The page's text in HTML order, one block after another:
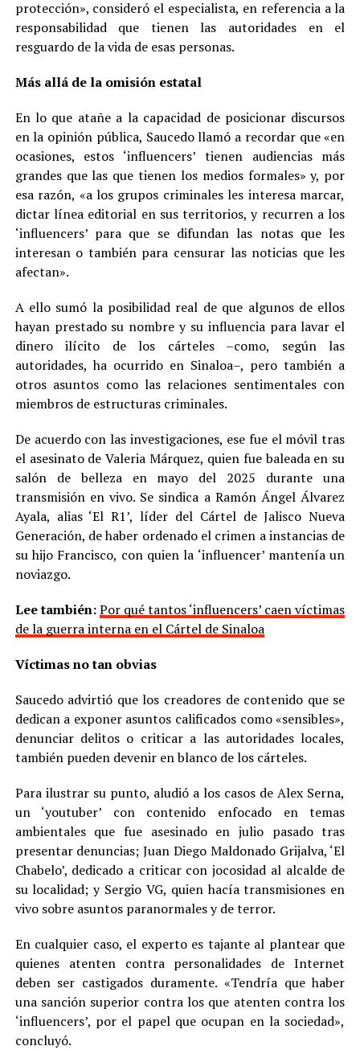
protección», consideró el especialista, en referencia a la
responsabilidad que tienen las autoridades en el
resguardo de la vida de esas personas.
Más allá de la omisión estatal
En lo que atañe a la capacidad de posicionar discursos
en la opinión pública, Saucedo llamó a recordar que «en
ocasiones, estos ‘influencers’ tienen audiencias más
grandes que las que tienen los medios formales» y, por
esa razón, «a los grupos criminales les interesa marcar,
dictar línea editorial en sus territorios, y recurren a los
‘influencers’ para que se difundan las notas que les
interesan o también para censurar las noticias que les
afectan».
A ello sumó la posibilidad real de que algunos de ellos
hayan prestado su nombre y su influencia para lavar el
dinero ilícito de los cárteles –como, según las
autoridades, ha ocurrido en Sinaloa–, pero también a
otros asuntos como las relaciones sentimentales con
miembros de estructuras criminales.
De acuerdo con las investigaciones, ese fue el móvil tras
el asesinato de Valeria Márquez, quien fue baleada en su
salón de belleza en mayo del 2025 durante una
transmisión en vivo. Se sindica a Ramón Ángel Álvarez
Ayala, alias ‘El R1’, líder del Cártel de Jalisco Nueva
Generación, de haber ordenado el crimen a instancias de
su hijo Francisco, con quien la ‘influencer’ mantenía un
noviazgo.
Lee también:Por qué tantos ‘influencers’ caen víctimas
de la guerra interna en el Cártel de Sinaloa
Víctimas no tan obvias
Saucedo advirtió que los creadores de contenido que se
dedican a exponer asuntos calificados como «sensibles»,
denunciar delitos o criticar a las autoridades locales,
también pueden devenir en blanco de los cárteles.
Para ilustrar su punto, aludió a los casos de Alex Serna,
un ‘youtuber’ con contenido enfocado en temas
ambientales que fue asesinado en julio pasado tras
presentar denuncias; Juan Diego Maldonado Grijalva, ‘El
Chabelo’, dedicado a criticar con jocosidad al alcalde de
su localidad; y Sergio VG, quien hacía transmisiones en
vivo sobre asuntos paranormales y de terror.
En cualquier caso, el experto es tajante al plantear que
quienes atenten contra personalidades de Internet
deben ser castigados duramente. «Tendría que haber
una sanción superior contra los que atenten contra los
‘influencers’, por el papel que ocupan en la sociedad»,
concluyó.